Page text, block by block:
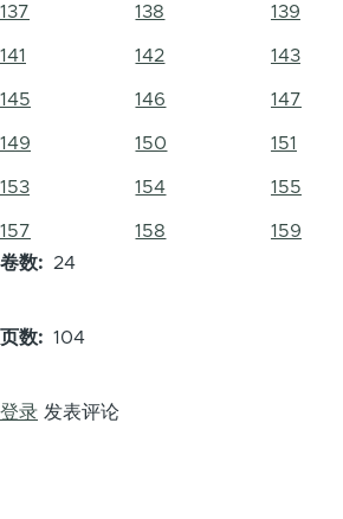
137 138 139
141 142 143
145 146 147
149 150 151
153 154 155
157 158 159
卷数
24
页数 104
登录 发表评论